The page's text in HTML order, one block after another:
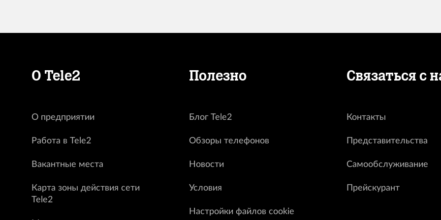
О Tele2
О предприятии
Работа в Tele2
Вакантные места
Карта зоны действия сети
Tele2
Полезно
Блог Tele2
Обзоры телефонов
Новости
Условия
Настройки файлов cookie
Связаться с
Контакты
Представительства
Самообслуживание
Прейскурант